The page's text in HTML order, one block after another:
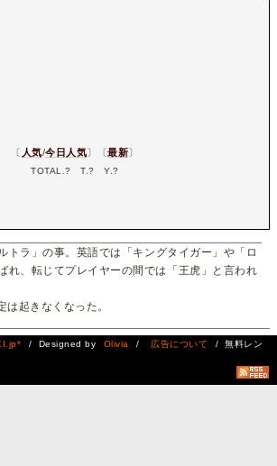
〔 人気/今日人気〕〔最新〕
TOTAL.? T.? Y.?
トラ」の事。英語では「キングタイガー」や「ロ
れ、転じてプレイヤーの間では「王虎」と言われ
起きなくなった。
/ Designed by Olivia / 広告について
/ 無料レン